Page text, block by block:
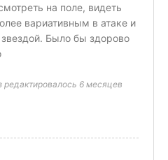
на поле, видеть
вариативным в атаке и
звездой. Было бы здорово
редактировалось 6 месяцев